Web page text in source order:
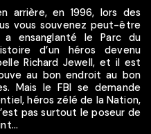
arrière, en 1996, lors des
vous souvenez peut-être
ensanglanté le Parc du
d’un héros devenu
Richard Jewell, et il est
au bon endroit au bon
Mais le FBI se demande
héros zélé de la Nation,
pas surtout le poseur de